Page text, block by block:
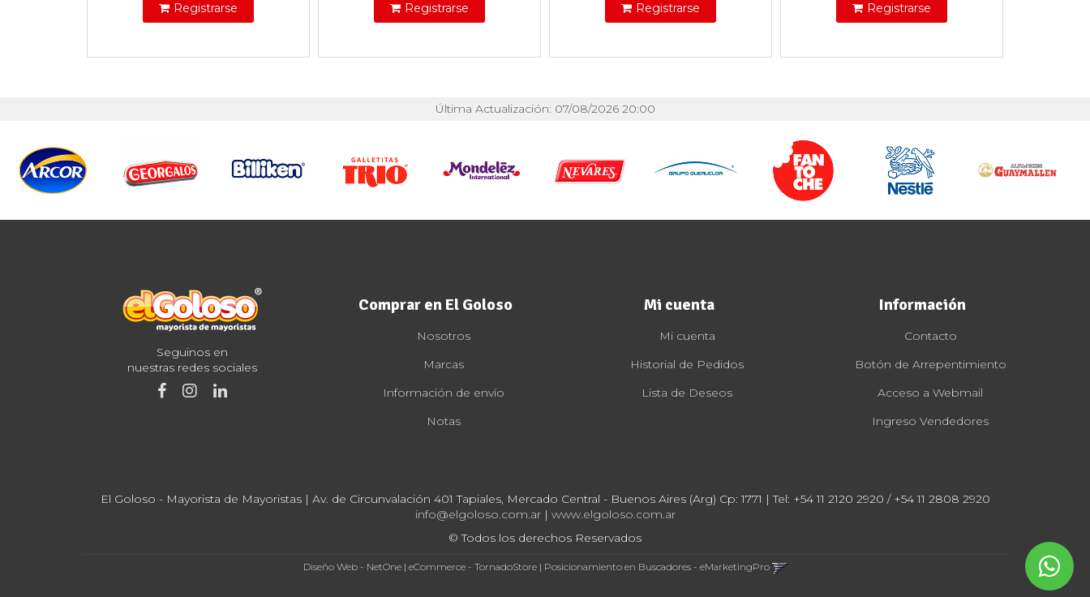
Registrarse Registrarse Registrarse Registrarse
Última Actualización: 07/08/2026 20:00
Seguinos en
nuestras redes sociales
Comprar en El Goloso
Nosotros
Marcas
Información de envío
Notas
Mi cuenta
Mi cuenta
Historial de Pedidos
Lista de Deseos
Información
Contacto
Botón de Arrepentimiento
Acceso a Webmail
Ingreso Vendedores
El Goloso - Mayorista de Mayoristas | Av. de Circunvalación 401 Tapiales, Mercado Central - Buenos Aires (Arg) Cp: 1771 | Tel: +54 11 2120 2920 / +54 11 2808 2920
info@elgoloso.com.ar| www.elgoloso.com.ar
© Todos los derechos Reservados
Diseño Web - NetOne| eCommerce - TornadoStore| Posicionamiento en Buscadores - eMarketingPro